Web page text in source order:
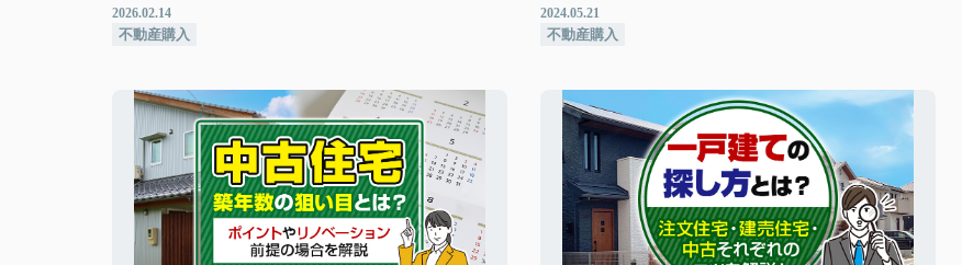
2026.02.14
不動産購入
2024.05.21
不動産購入